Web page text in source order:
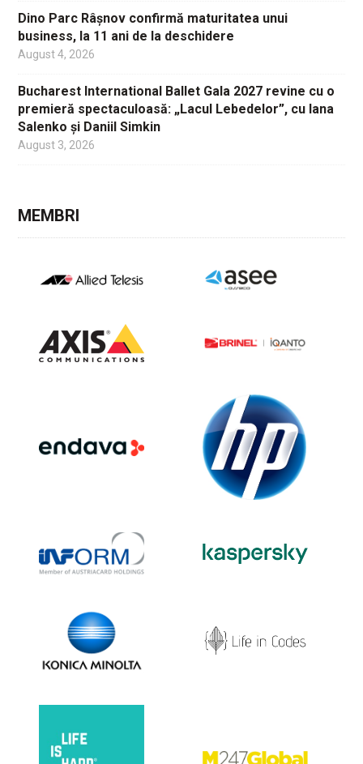
Dino Parc Râșnov confirmă maturitatea unui
business, la 11 ani de la deschidere
August 4, 2026
Bucharest International Ballet Gala 2027 revine cu o
premieră spectaculoasă: „Lacul Lebedelor”, cu Iana
Salenko și Daniil Simkin
August 3, 2026
MEMBRI